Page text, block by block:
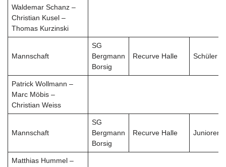
Waldemar Schanz –
Christian Kusel –
Thomas Kurzinski
Mannschaft
SG
Bergmann
Borsig
Recurve Halle Schüler
Patrick Wollmann –
Marc Möbis –
Christian Weiss
Mannschaft
SG
Bergmann
Borsig
Recurve Halle Junioren
Matthias Hummel –